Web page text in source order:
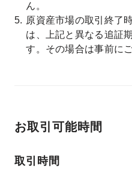
ん。
原資産市場の取引終了
は、上記と異なる追証
す。その場合は事前に
お取引可能時間
取引時間